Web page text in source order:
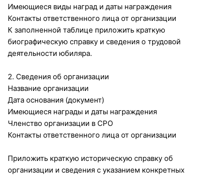
Имеющиеся виды наград и даты награждения
Контакты ответственного лица от организации
К заполненной таблице приложить краткую
биографическую справку и сведения о трудовой
деятельности юбиляра.
2. Сведения об организации
Название организации
Дата основания (документ)
Имеющиеся награды и даты награждения
Членство организации в СРО
Контакты ответственного лица от организации
Приложить краткую историческую справку об
организации и сведения с указанием конкретных